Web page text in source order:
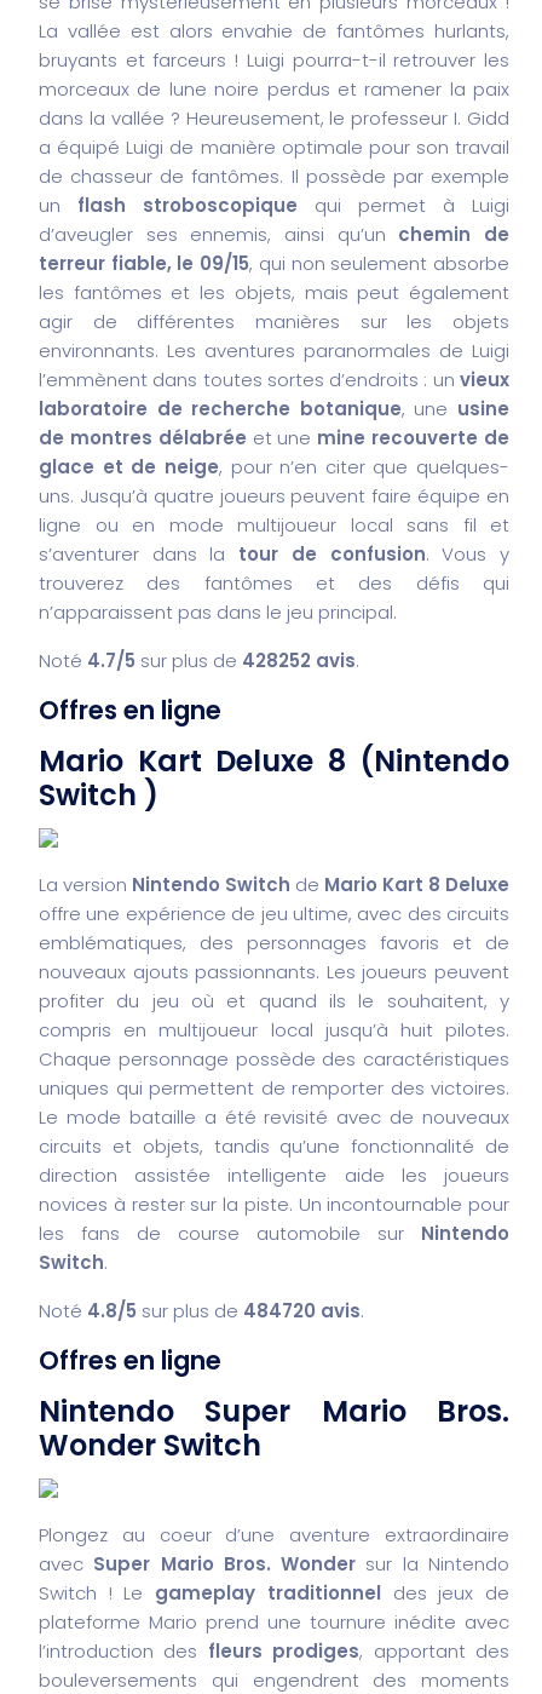
La vallée est alors envahie de fantômes hurlants,
bruyants et farceurs ! Luigi pourra-t-il retrouver les
morceaux de lune noire perdus et ramener la paix
dans la vallée ? Heureusement, le professeur I. Gidd
a équipé Luigi de manière optimale pour son travail
de chasseur de fantômes. Il possède par exemple
un flash stroboscopique qui permet à Luigi
d’aveugler ses ennemis, ainsi qu’un chemin de
terreur fiable, le 09/15, qui non seulement absorbe
les fantômes et les objets, mais peut également
agir de différentes manières sur les objets
environnants. Les aventures paranormales de Luigi
l’emmènent dans toutes sortes d’endroits : un vieux
laboratoire de recherche botanique, une usine
de montres délabrée et une mine recouverte de
glace et de neige, pour n’en citer que quelques-
uns. Jusqu’à quatre joueurs peuvent faire équipe en
ligne ou en mode multijoueur local sans fil et
s’aventurer dans la tour de confusion. Vous y
trouverez des fantômes et des défis qui
n’apparaissent pas dans le jeu principal.
Noté 4.7/5 sur plus de 428252 avis.
Offres en ligne
Mario Kart Deluxe 8 (Nintendo
Switch )
La version Nintendo Switch de Mario Kart 8 Deluxe
offre une expérience de jeu ultime, avec des circuits
emblématiques, des personnages favoris et de
nouveaux ajouts passionnants. Les joueurs peuvent
profiter du jeu où et quand ils le souhaitent, y
compris en multijoueur local jusqu’à huit pilotes.
Chaque personnage possède des caractéristiques
uniques qui permettent de remporter des victoires.
Le mode bataille a été revisité avec de nouveaux
circuits et objets, tandis qu’une fonctionnalité de
direction assistée intelligente aide les joueurs
novices à rester sur la piste. Un incontournable pour
les fans de course automobile sur Nintendo
Switch.
Noté 4.8/5 sur plus de 484720 avis.
Offres en ligne
Nintendo Super Mario Bros.
Wonder Switch
Plongez au coeur d’une aventure extraordinaire
avec Super Mario Bros. Wonder sur la Nintendo
Switch ! Le gameplay traditionnel des jeux de
plateforme Mario prend une tournure inédite avec
l’introduction des fleurs prodiges, apportant des
bouleversements qui engendrent des moments